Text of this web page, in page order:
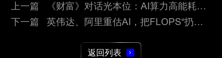
上一篇 《财富》对话光本位：AI算力高能耗如
何破局?答案或许是“光
下一篇 英伟达、阿里重估AI，把FLOPS“扔进
返回列表